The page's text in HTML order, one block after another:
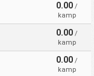
0.00 /
kamp
0.00 /
kamp
0.00 /
kamp